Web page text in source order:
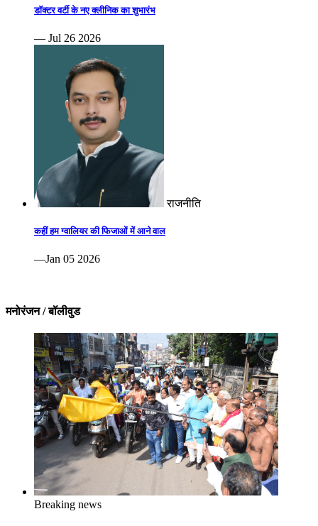
डॉक्टर वर्टी के नए क्लीनिक का शुभारंभ
— Jul 26 2026
राजनीति
कहीं हम ग्वालियर की फिजाओं में आने वाल
—Jan 05 2026
मनोरंजन / बॉलीवुड
Breaking news